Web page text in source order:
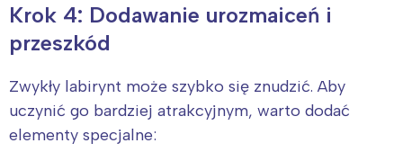
Krok 4: Dodawanie urozmaiceń i
przeszkód
Zwykły labirynt może szybko się znudzić. Aby
uczynić go bardziej atrakcyjnym, warto dodać
elementy specjalne: